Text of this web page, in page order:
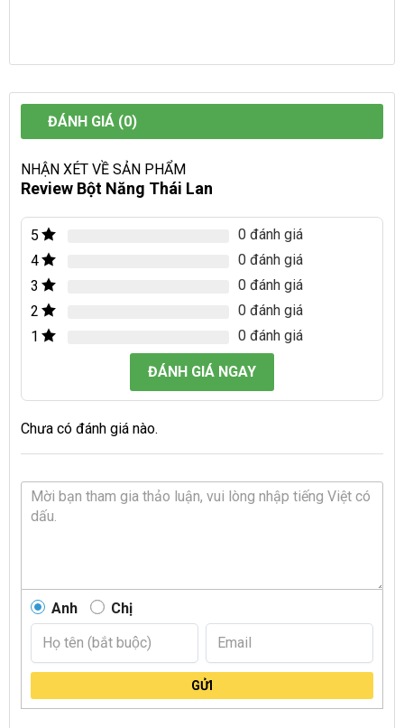
ĐÁNH GIÁ (0)
NHẬN XÉT VỀ SẢN PHẨM
Review Bột Năng Thái Lan
5
0 đánh giá
4
0 đánh giá
3
0 đánh giá
2
0 đánh giá
1
0 đánh giá
ĐÁNH GIÁ NGAY
Chưa có đánh giá nào.
Anh Chị
GỬI